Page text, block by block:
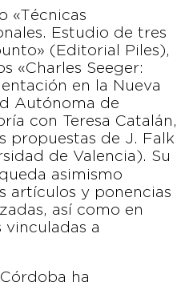
«Técnicas
Estudio de tres
(Editorial Piles),
«Charles Seeger:
en la Nueva
Autónoma de
con Teresa Catalán,
propuestas de J. Falk
de Valencia). Su
asimismo
artículos y ponencias
así como en
vinculadas a
ha